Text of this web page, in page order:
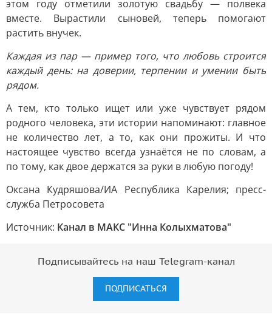
этом году отметили золотую свадьбу — полвека
вместе. Вырастили сыновей, теперь помогают
растить внучек.
Каждая из пар — пример того, что любовь строится
каждый день: на доверии, терпении и умении быть
рядом.
А тем, кто только ищет или уже чувствует рядом
родного человека, эти истории напоминают: главное
не количество лет, а то, как они прожиты. И что
настоящее чувство всегда узнаётся не по словам, а
по тому, как двое держатся за руки в любую погоду!
Оксана Кудряшова/ИА Республика Карелия; пресс-
служба Петросовета
Источник: Канал в МАКС "Инна Колыхматова"
Подписывайтесь на наш Telegram-канал
ПОДПИСАТЬСЯ